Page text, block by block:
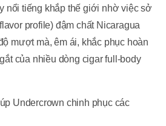
nổi tiếng khắp thế giới nhờ việc sở
profile) đậm chất Nicaragua
mượt mà, êm ái, khắc phục hoàn
của nhiều dòng cigar full-body
Undercrown chinh phục các